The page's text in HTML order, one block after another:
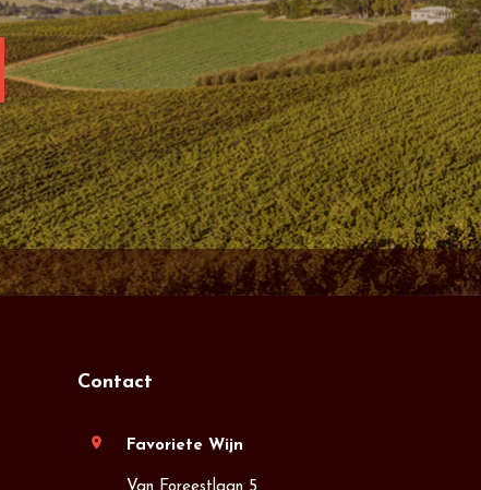
Contact
location_on Favoriete Wijn